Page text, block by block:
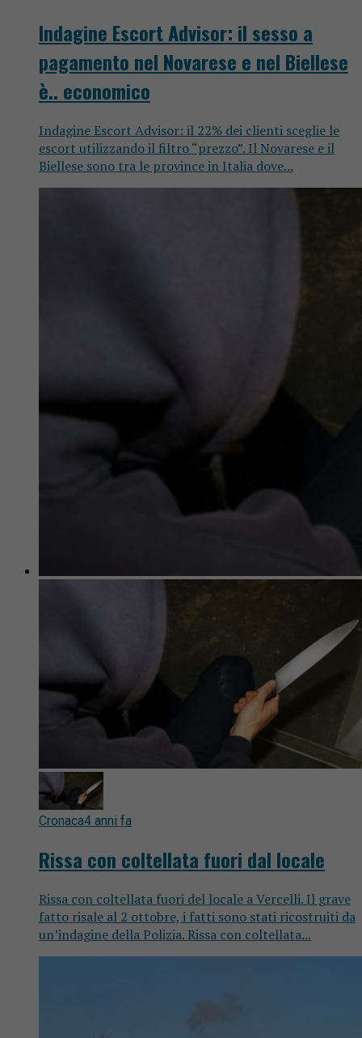
Indagine Escort Advisor: il sesso a
pagamento nel Novarese e nel Biellese
è.. economico
Indagine Escort Advisor: il 22% dei clienti sceglie le
escort utilizzando il filtro “prezzo”. Il Novarese e il
Biellese sono tra le province in Italia dove...
Cronaca4 anni fa
Rissa con coltellata fuori dal locale
Rissa con coltellata fuori del locale a Vercelli. Il grave
fatto risale al 2 ottobre, i fatti sono stati ricostruiti da
un’indagine della Polizia. Rissa con coltellata...